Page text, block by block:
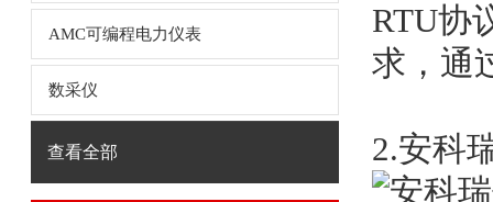
AMC可编程电力仪表
数采仪
查看全部
RTU协
求，通
2.安科